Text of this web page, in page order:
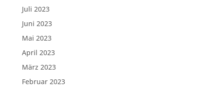
Juli 2023
Juni 2023
Mai 2023
April 2023
März 2023
Februar 2023